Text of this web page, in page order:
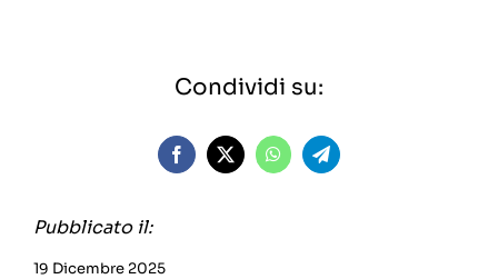
Condividi su:
Pubblicato il:
19 Dicembre 2025